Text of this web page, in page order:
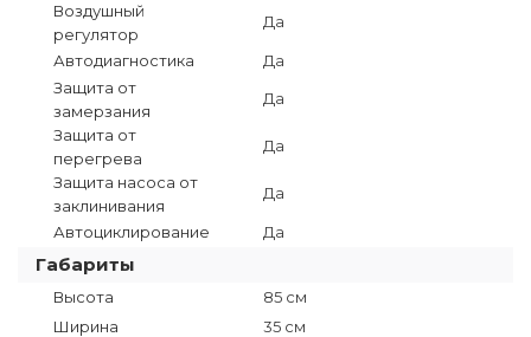
Воздушный
регулятор
Да
Автодиагностика
Да
Защита от
замерзания
Да
Защита от
перегрева
Да
Защита насоса от
заклинивания
Да
Автоциклирование Да
Габариты
Высота
85 см
Ширина
35 см